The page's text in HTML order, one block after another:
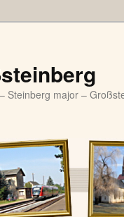
Steinberg major –